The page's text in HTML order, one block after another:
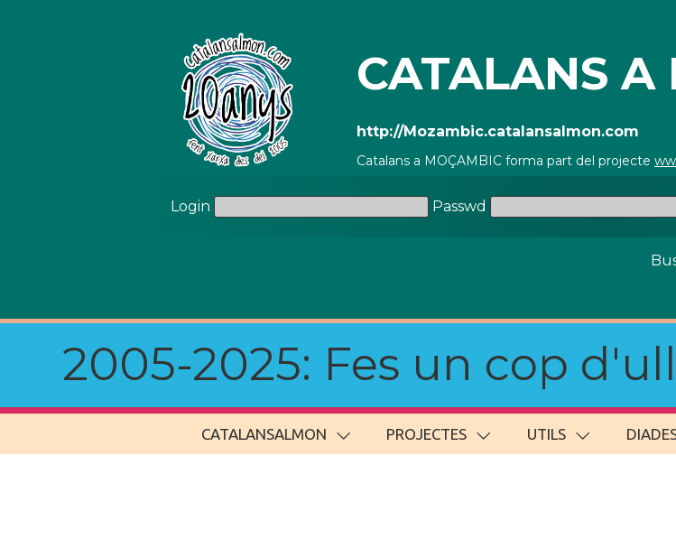
CATALANS
http://Mozambic.catalansalmon.com
Catalans a MOÇAMBIC forma part del projecte
Login Passwd
2005-2025: Fes un cop
CATALANSALMON PROJECTES UTILS